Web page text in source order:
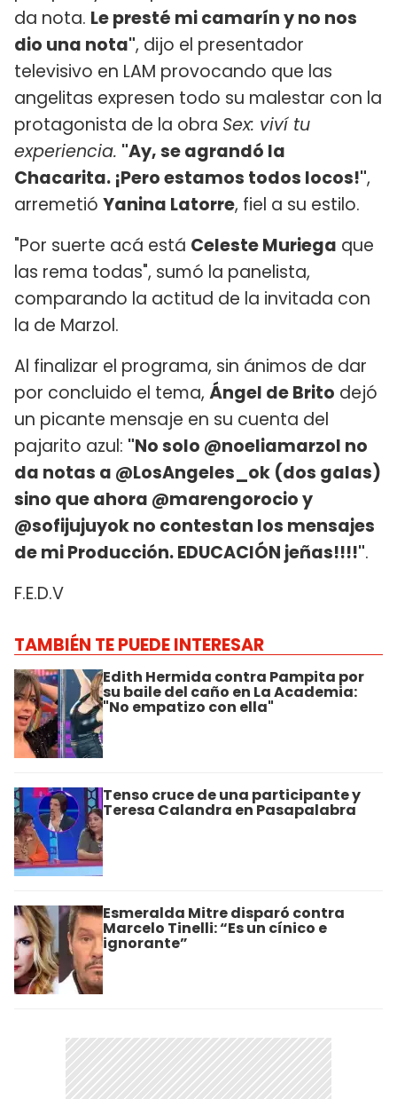
da nota. Le presté mi camarín y no nos
dio una nota", dijo el presentador
televisivo en LAM provocando que las
angelitas expresen todo su malestar con la
protagonista de la obra Sex: viví tu
experiencia. "Ay, se agrandó la
Chacarita. ¡Pero estamos todos locos!",
arremetió Yanina Latorre, fiel a su estilo.
"Por suerte acá está Celeste Muriega que
las rema todas", sumó la panelista,
comparando la actitud de la invitada con
la de Marzol.
Al finalizar el programa, sin ánimos de dar
por concluido el tema, Ángel de Brito dejó
un picante mensaje en su cuenta del
pajarito azul: "No solo @noeliamarzol no
da notas a @LosAngeles_ok (dos galas)
sino que ahora @marengorocio y
@sofijujuyok no contestan los mensajes
de mi Producción. EDUCACIÓN jeñas!!!!".
F.E.D.V
TAMBIÉN TE PUEDE INTERESAR
Edith Hermida contra Pampita por
su baile del caño en La Academia:
"No empatizo con ella"
Tenso cruce de una participante y
Teresa Calandra en Pasapalabra
Esmeralda Mitre disparó contra
Marcelo Tinelli: “Es un cínico e
ignorante”